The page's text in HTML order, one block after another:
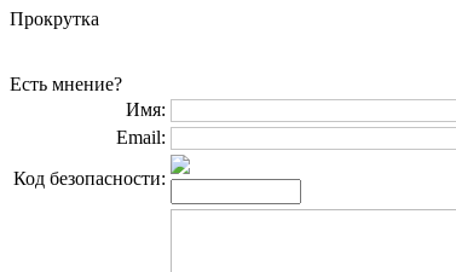
Прокрутка
Есть мнение?
Имя:
Email:
Код безопасности: